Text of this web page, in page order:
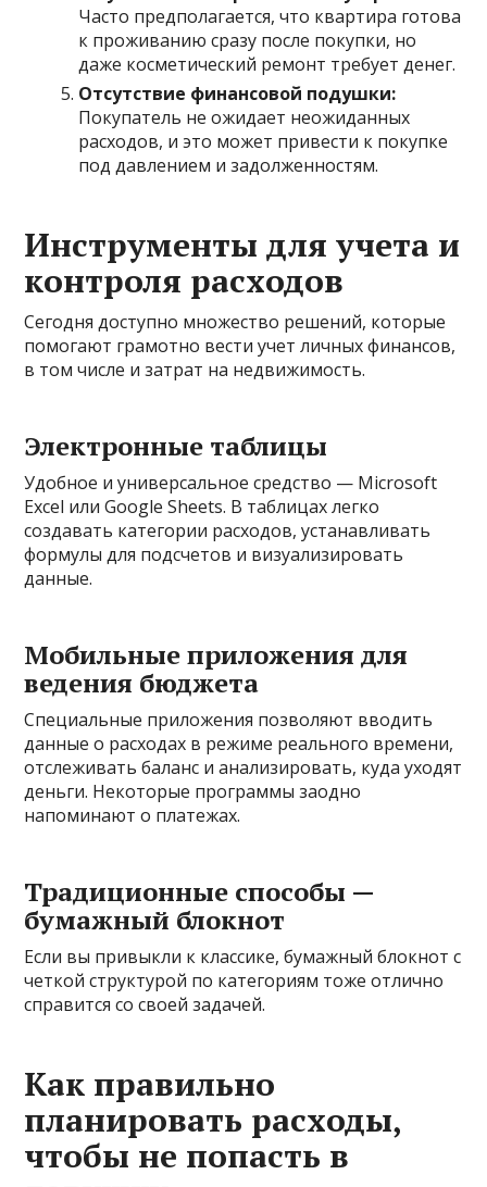
Часто предполагается, что квартира готова
к проживанию сразу после покупки, но
даже косметический ремонт требует денег.
Отсутствие финансовой подушки:
Покупатель не ожидает неожиданных
расходов, и это может привести к покупке
под давлением и задолженностям.
Инструменты для учета и
контроля расходов
Сегодня доступно множество решений, которые
помогают грамотно вести учет личных финансов,
в том числе и затрат на недвижимость.
Электронные таблицы
Удобное и универсальное средство — Microsoft
Excel или Google Sheets. В таблицах легко
создавать категории расходов, устанавливать
формулы для подсчетов и визуализировать
данные.
Мобильные приложения для
ведения бюджета
Специальные приложения позволяют вводить
данные о расходах в режиме реального времени,
отслеживать баланс и анализировать, куда уходят
деньги. Некоторые программы заодно
напоминают о платежах.
Традиционные способы —
бумажный блокнот
Если вы привыкли к классике, бумажный блокнот с
четкой структурой по категориям тоже отлично
справится со своей задачей.
Как правильно
планировать расходы,
чтобы не попасть в